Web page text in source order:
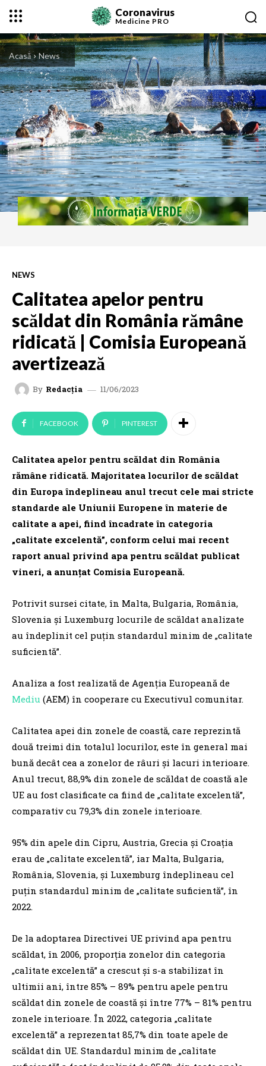
Coronavirus
Medicine PRO
Acasă News
NEWS
Calitatea apelor pentru
scăldat din România rămâne
ridicată | Comisia Europeană
avertizează
By Redacția 11/06/2023
FACEBOOK PINTEREST
Calitatea apelor pentru scăldat din România
rămâne ridicată. Majoritatea locurilor de scăldat
din Europa îndeplineau anul trecut cele mai stricte
standarde ale Uniunii Europene în materie de
calitate a apei, fiind încadrate în categoria
„calitate excelentă”, conform celui mai recent
raport anual privind apa pentru scăldat publicat
vineri, a anunţat Comisia Europeană.
Potrivit sursei citate, în Malta, Bulgaria, România,
Slovenia şi Luxemburg locurile de scăldat analizate
au îndeplinit cel puţin standardul minim de „calitate
suficientă”.
Analiza a fost realizată de Agenţia Europeană de
Mediu (AEM) în cooperare cu Executivul comunitar.
Calitatea apei din zonele de coastă, care reprezintă
două treimi din totalul locurilor, este în general mai
bună decât cea a zonelor de râuri şi lacuri interioare.
Anul trecut, 88,9% din zonele de scăldat de coastă ale
UE au fost clasificate ca fiind de „calitate excelentă”,
comparativ cu 79,3% din zonele interioare.
95% din apele din Cipru, Austria, Grecia şi Croaţia
erau de „calitate excelentă”, iar Malta, Bulgaria,
România, Slovenia, şi Luxemburg îndeplineau cel
puţin standardul minim de „calitate suficientă”, în
2022.
De la adoptarea Directivei UE privind apa pentru
scăldat, în 2006, proporţia zonelor din categoria
„calitate excelentă” a crescut şi s-a stabilizat în
ultimii ani, între 85% – 89% pentru apele pentru
scăldat din zonele de coastă şi între 77% – 81% pentru
zonele interioare. În 2022, categoria „calitate
excelentă” a reprezentat 85,7% din toate apele de
scăldat din UE. Standardul minim de „calitate